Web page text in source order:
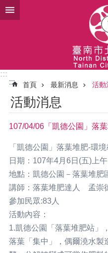
跳到主要內容區塊
:::
:::
首頁 最新消息 活動
活動消息
107/04/06「凱德公園」落
「凱德公園」落葉堆肥-環
日期：107年4月6日(五) 上
地點：凱德公園－落葉堆肥
講師：落葉堆肥達人 孟崇
參加民眾:83人
活動內容：
1.凱德公園「落葉堆肥站」
落葉「集中」，偶爾澆水製